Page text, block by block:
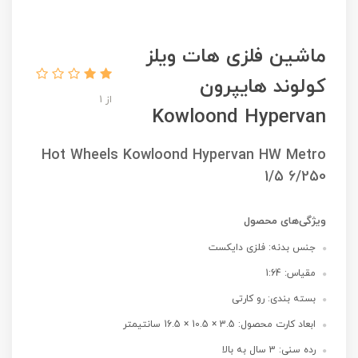
ماشین فلزی هات ویلز
کولوند هایپرون
Kowloond Hypervan
از 1
Hot Wheels Kowloond Hypervan HW Metro
1/5 6/250
ویژگی‌های محصول
جنس بدنه: فلزی دایکست
مقیاس: 1:64
بسته بندی: رو کارتی
ابعاد کارت محصول: 3.5 × 10.5 × 16.5 سانتیمتر
رده سنی: 3 سال به بالا